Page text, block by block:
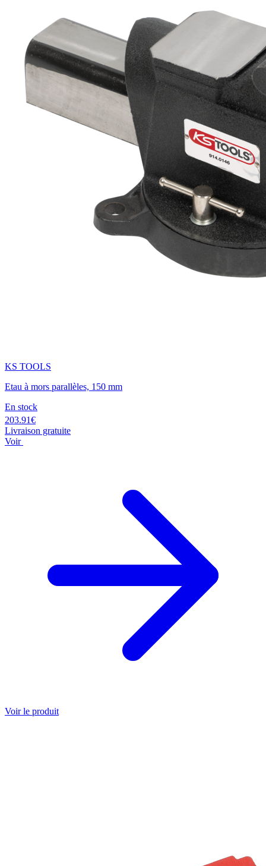
KS TOOLS
Etau à mors parallèles, 150 mm
En stock
203.91€
Livraison gratuite
Voir
Voir le produit